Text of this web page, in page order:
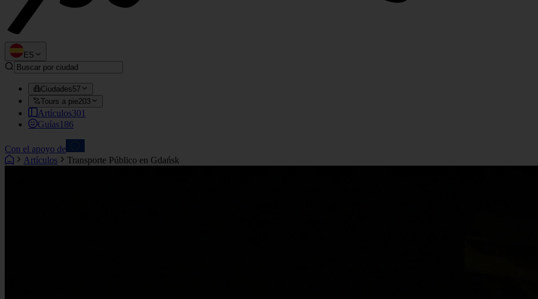
ES
Ciudades57
Tours a pie203
Artículos301
Guías186
Con el apoyo de
Artículos
Transporte Público en Gdańsk